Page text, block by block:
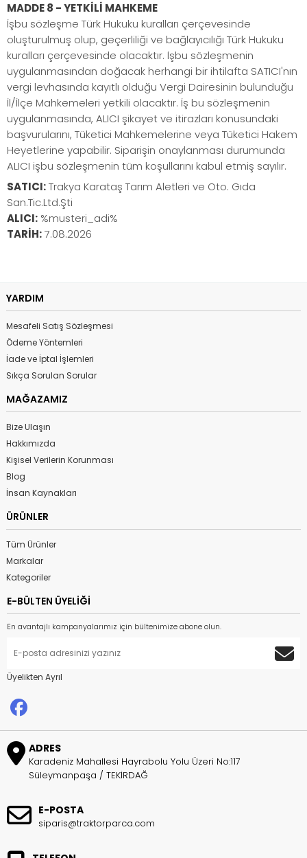
MADDE 8 - YETKİLİ MAHKEME
İşbu sözleşme Türk Hukuku kuralları çerçevesinde
oluşturulmuş olup, geçerliliği ve bağlayıcılığı Türk Hukuku
kuralları çerçevesinde olacaktır. İşbu sözleşmenin
uygulanmasından doğacak herhangi bir ihtilafta SATICI'nın
vergi levhasında kayıtlı olduğu Vergi Dairesinin bulunduğu
İl/İlçe Mahkemeleri yetkili olacaktır. İş bu sözleşmenin
uygulanmasında, ALICI şikayet ve itirazları konusundaki
başvurularını, Tüketici Mahkemelerine veya Tüketici Hakem
Heyetlerine yapabilir. Siparişin onaylanması durumunda
ALICI işbu sözleşmenin tüm koşullarını kabul etmiş sayılır.
SATICI:Trakya Karataş Tarım Aletleri ve Oto. Gıda
San.Tic.Ltd.Şti
ALICI: %musteri_adi%
TARİH:7.08.2026
YARDIM
Mesafeli Satış Sözleşmesi
Ödeme Yöntemleri
İade ve İptal İşlemleri
Sıkça Sorulan Sorular
MAĞAZAMIZ
Bize Ulaşın
Hakkımızda
Kişisel Verilerin Korunması
Blog
İnsan Kaynakları
ÜRÜNLER
Tüm Ürünler
Markalar
Kategoriler
E-BÜLTEN ÜYELİĞİ
En avantajlı kampanyalarımız için bültenimize abone olun.
Üyelikten Ayrıl
ADRES
Karadeniz Mahallesi Hayrabolu Yolu Üzeri No:117
Süleymanpaşa / TEKİRDAĞ
E-POSTA
siparis@traktorparca.com